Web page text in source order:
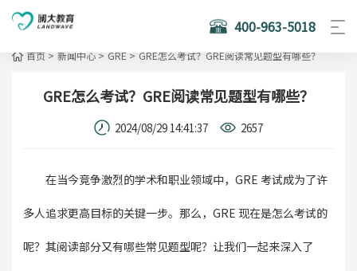
400-963-5018
首页 > 新闻中心 > GRE > GRE怎么考试？GRE阅读常见题型有哪些？
GRE怎么考试？GRE阅读常见题型有哪些？
2024/08/29 14:41:37 2657
在当今竞争激烈的学术和职业领域中，GRE 考试成为了许
多人追求更高目标的关键一步。那么，GRE 现在是怎么考试的
呢？其阅读部分又有哪些常见题型呢？让我们一起来深入了